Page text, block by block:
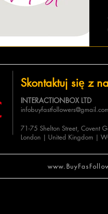
71-75 Shelton Street, Covent
London | United Kingdom |
Skontaktuj się z
INTERACTIONBOX LTD